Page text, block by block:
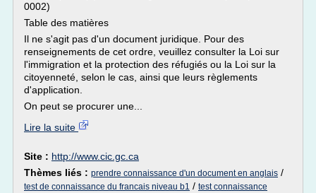
0002)
Table des matières
Il ne s'agit pas d'un document juridique. Pour des
renseignements de cet ordre, veuillez consulter la Loi sur
l'immigration et la protection des réfugiés ou la Loi sur la
citoyenneté, selon le cas, ainsi que leurs règlements
d'application.
On peut se procurer une...
Lire la suite
Site : http://www.cic.gc.ca
Thèmes liés : prendre connaissance d'un document en anglais /
test de connaissance du francais niveau b1 / test connaissance